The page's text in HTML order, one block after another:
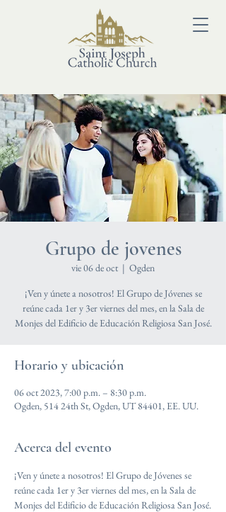
Grupo de jovenes
vie 06 de oct
  |
Ogden
¡Ven y únete a nosotros! El Grupo de Jóvenes se
reúne cada 1er y 3er viernes del mes, en la Sala de
Monjes del Edificio de Educación Religiosa San José.
Horario y ubicación
06 oct 2023, 7:00 p.m. – 8:30 p.m.
Ogden, 514 24th St, Ogden, UT 84401, EE. UU.
Acerca del evento
¡Ven y únete a nosotros! El Grupo de Jóvenes se
reúne cada 1er y 3er viernes del mes, en la Sala de
Monjes del Edificio de Educación Religiosa San José.